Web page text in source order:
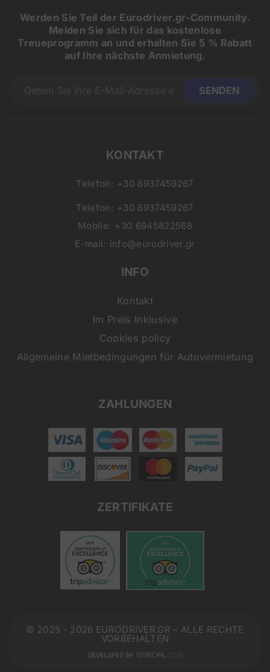
Werden Sie Teil der Eurodriver.gr-Community.
Melden Sie sich für das kostenlose
Treueprogramm an und erhalten Sie 5 % Rabatt
auf Ihre nächste Anmietung.
KONTAKT
Telefon: +30 6937459267
Telefon: +30 6937459267
Mobile: +30 6945822568
E-mail: info@eurodriver.gr
INFO
Kontakt
Im Preis Inklusive
Cookies policy
Allgemeine Mietbedingungen für Autovermietung
ZAHLUNGEN
ZERTIFIKATE
© 2025 - 2026 EURODRIVER.GR – ALLE RECHTE
VORBEHALTEN